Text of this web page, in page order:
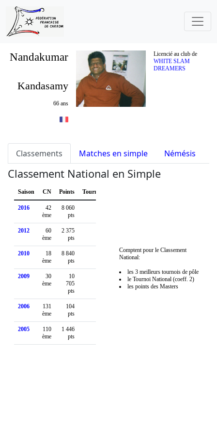
Nandakumar
Licencié au club de
WHITE SLAM
DREAMERS
Kandasamy
66 ans
Classements Matches en simple Némésis
Classement National en Simple
Saison CN Points Tournois
2016
42
ème
8 060
pts
2012
60
ème
2 375
pts
2010
18
ème
8 840
pts
2009
30
ème
10
705
pts
2006
131
ème
104
pts
2005
110
ème
1 446
pts
Comptent pour le Classement
National:
les 3 meilleurs tournois de pôle
le Tournoi National (coeff. 2)
les points des Masters